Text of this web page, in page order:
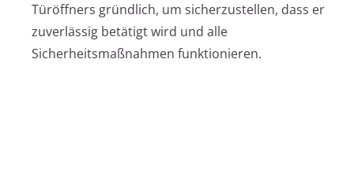
Türöffners gründlich, um sicherzustellen, dass er
zuverlässig betätigt wird und alle
Sicherheitsmaßnahmen funktionieren.